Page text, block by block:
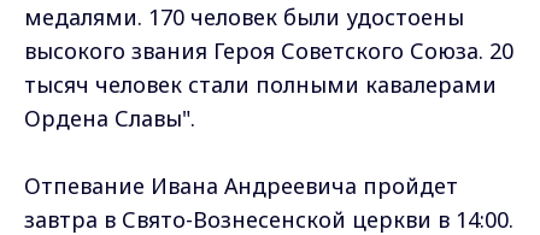
медалями. 170 человек были удостоены
высокого звания Героя Советского Союза. 20
тысяч человек стали полными кавалерами
Ордена Славы".
Отпевание Ивана Андреевича пройдет
завтра в Свято-Вознесенской церкви в 14:00.